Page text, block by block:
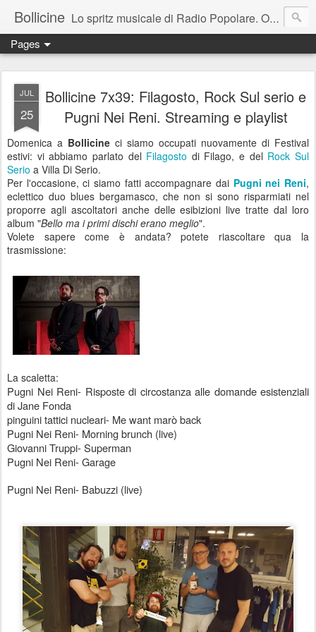
Bollicine Lo spritz musicale di Radio Popolare. Ogni domenica dalle 16.30 alle 17.30
Pages
JUL
25
Bollicine 7x39: Filagosto, Rock Sul serio e
Pugni Nei Reni. Streaming e playlist
Domenica a Bollicine ci siamo occupati nuovamente di Festival
estivi: vi abbiamo parlato del Filagosto di Filago, e del Rock Sul
Serio a Villa Di Serio.
Per l'occasione, ci siamo fatti accompagnare dai Pugni nei Reni,
eclettico duo blues bergamasco, che non si sono risparmiati nel
proporre agli ascoltatori anche delle esibizioni live tratte dal loro
album "Bello ma i primi dischi erano meglio".
Volete sapere come è andata? potete riascoltare qua la
trasmissione:
La scaletta:
Pugni Nei Reni- Risposte di circostanza alle domande esistenziali
di Jane Fonda
pinguini tattici nucleari- Me want marò back
Pugni Nei Reni- Morning brunch (live)
Giovanni Truppi- Superman
Pugni Nei Reni- Garage
Pugni Nei Reni- Babuzzi (live)